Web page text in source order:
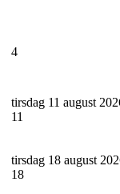
4
tirsdag 11 august
11
tirsdag 18 august
18